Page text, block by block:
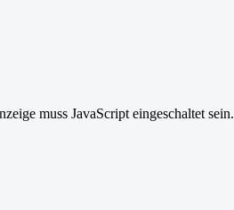
muss JavaScript eingeschaltet sein.